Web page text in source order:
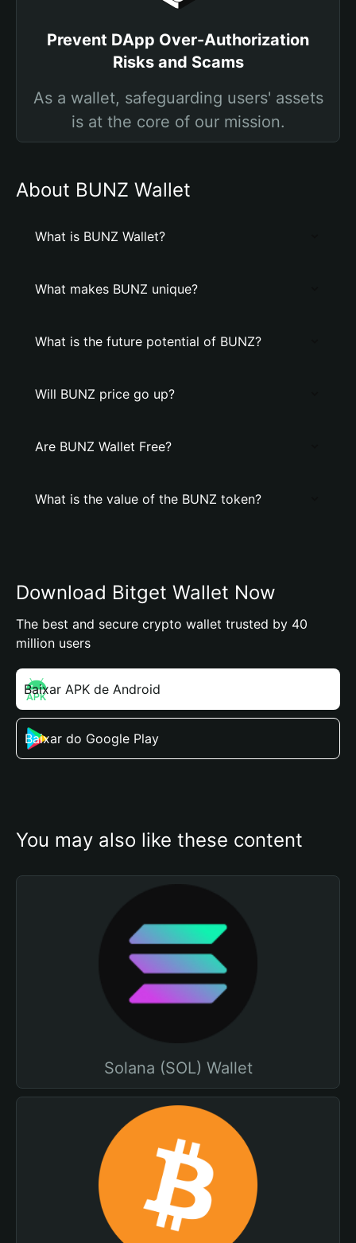
Prevent DApp Over-Authorization
Risks and Scams
As a wallet, safeguarding users' assets
is at the core of our mission.
About BUNZ Wallet
What is BUNZ Wallet?
What makes BUNZ unique?
What is the future potential of BUNZ?
Will BUNZ price go up?
Are BUNZ Wallet Free?
What is the value of the BUNZ token?
Download Bitget Wallet Now
The best and secure crypto wallet trusted by 40
million users
Baixar APK de Android
Baixar do Google Play
You may also like these content
Solana (SOL) Wallet